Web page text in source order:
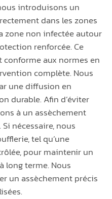
introduisons un
dans les zones
zone non infectée autour
renforcée. Ce
aux normes en
complète. Nous
une diffusion en
durable. Afin d’éviter
à un assèchement
nécessaire, nous
tel qu’une
pour maintenir un
long terme. Nous
un assèchement précis